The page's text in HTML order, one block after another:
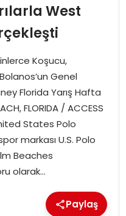
West
Koşucu,
Genel
Florida Yarış Hafta
FLORIDA / ACCESS
States Polo
markası U.S. Polo
Beaches
olarak…
Paylaş